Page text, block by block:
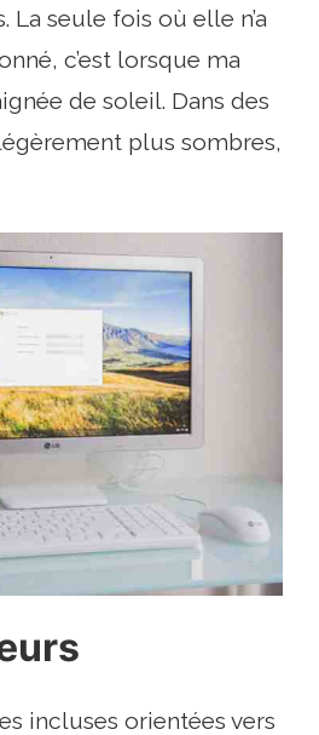
La seule fois où elle n’a
c’est lorsque ma
de soleil. Dans des
plus sombres,
incluses orientées vers